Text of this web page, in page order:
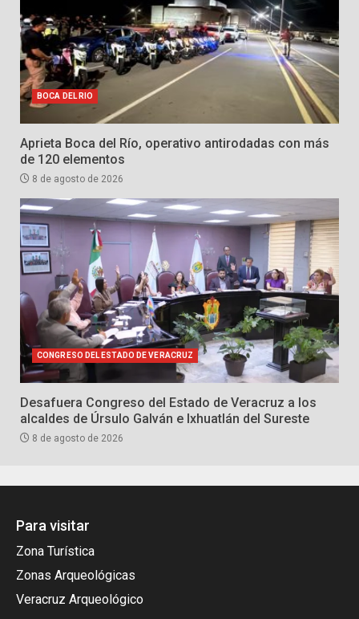
BOCA DEL RIO
Aprieta Boca del Río, operativo antirodadas con más
de 120 elementos
8 de agosto de 2026
CONGRESO DEL ESTADO DE VERACRUZ
Desafuera Congreso del Estado de Veracruz a los
alcaldes de Úrsulo Galván e Ixhuatlán del Sureste
8 de agosto de 2026
Para visitar
Zona Turística
Zonas Arqueológicas
Veracruz Arqueológico